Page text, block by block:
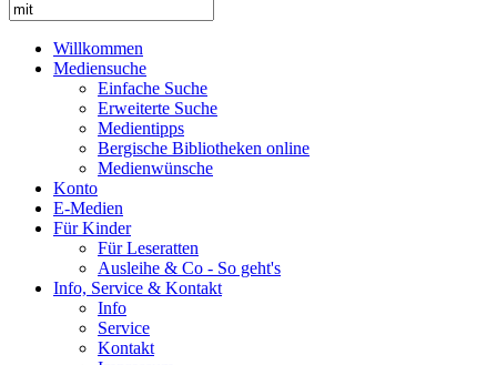
Willkommen
Mediensuche
Einfache Suche
Erweiterte Suche
Medientipps
Bergische Bibliotheken online
Medienwünsche
Konto
E-Medien
Für Kinder
Für Leseratten
Ausleihe & Co - So geht's
Info, Service & Kontakt
Info
Service
Kontakt